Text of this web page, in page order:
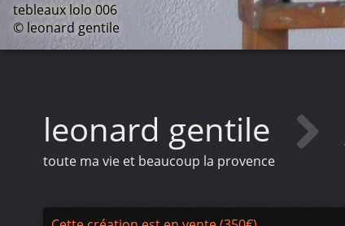
tebleaux lolo 006
© leonard gentile
leonard gentile
toute ma vie et beaucoup la provence